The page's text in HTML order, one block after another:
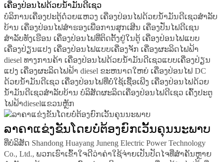
ເຄື່ອງປ່ອນໄຟດ້ວຍນ້ຳມັນດີເຊວ
ບໍລິການເຄື່ອງປະຕູ້ດ໋ວຍແຫວງ ເຄື່ອງປ່ອນໄຟດ້ວຍນ້ຳມັນດີເຊວສຳລັບ
ບ້ານ ເຄື່ອງປ່ອນໄຟສຳຮອງເພື່ອການສຸກເສີນ ເຄື່ອງປັ່ນໄຟດີເຊນ
ສຳລັບທັງເຮືອນ ເຄື່ອງປ່ອນໄຟທີ່ຕິດຕັ້ງຢູ່ໃນຕູ້ ເຄື່ອງປ່ອນໄຟແບບ
ເຄື່ອງປ່ຽນແປງ ເຄື່ອງປ່ອນໄຟແບບເຄື່ອງຈັກ ເຄື່ອງຜະລິດໄຟຟ້າ
diesel ທາງການຄ້າ ເຄື່ອງປ່ອນໄຟດ້ວຍນ້ຳມັນດີເຊວແບບເຄື່ອງປ່ຽນ
ແປງ ເຄື່ອງຜະລິດໄຟຟ້າ diesel ຂະຫນາດໃຫຍ່ ເຄື່ອງປ່ອນໄຟ DC
ດ້ວຍນ້ຳມັນດີເຊວ ເຄື່ອງປ່ອນໄຟທີ່ບໍ່ໃຊ້ເຊື້ອເພີງ ເຄື່ອງປ່ອນໄຟດ້ວຍ
ນ້ຳມັນດີເຊວສຳລັບບ້ານ ບໍລິສັດຜະລິດເຄື່ອງປ່ອນໄຟດີເຊວ ເຄົ້ງປະຕູ
ໄຟຟ້າdieselແຂວນຫຼັກ
ລາຄາແຂ່ງຂັນໂດຍບໍ່ຕ້ອງຍົກເວັ້ນຄຸນນະພາບ
ທີ່ບໍລິສັດ Shandong Huayang Juneng Electric Power Technology
Co., Ltd., ພວກເຮົາເຂົ້າໃຈດີວ່າຄ່າໃຊ້ຈ່າຍເປັນປັດໄຈທີ່ສຳຄັນຫຼາຍ